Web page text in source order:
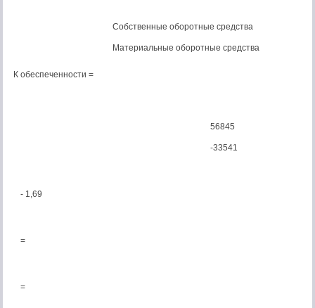
Собственные оборотные средства
Материальные оборотные средства
К обеспеченности =
56845
-33541
- 1,69
=
=